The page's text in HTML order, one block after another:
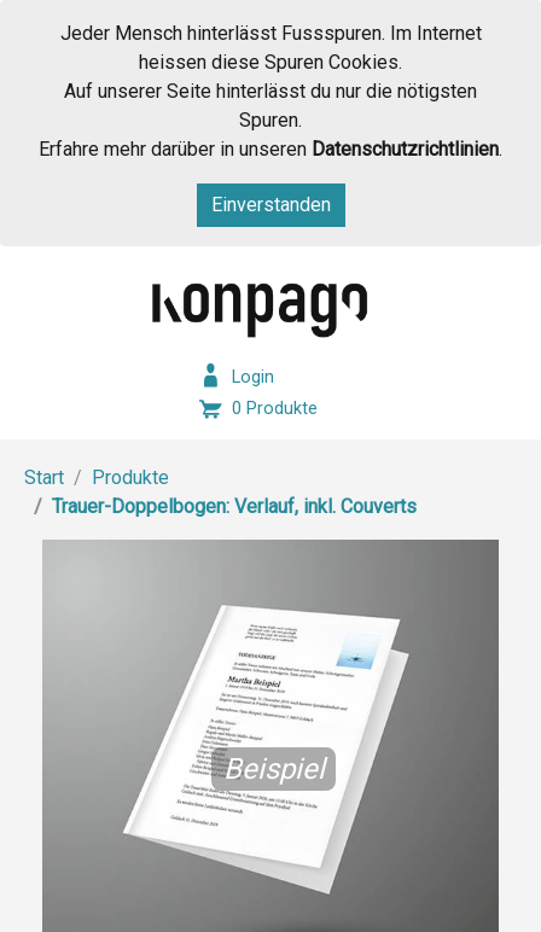
Jeder Mensch hinterlässt Fussspuren. Im Internet
heissen diese Spuren Cookies.
Auf unserer Seite hinterlässt du nur die nötigsten
Spuren.
Erfahre mehr darüber in unseren Datenschutzrichtlinien.
Einverstanden
Login
0 Produkte
Start
Produkte
Trauer-Doppelbogen: Verlauf, inkl. Couverts
Beispiel